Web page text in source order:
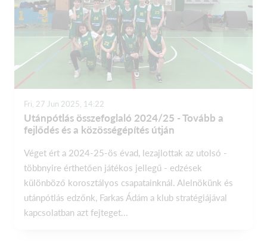
Fri, 27 Jun 2025, 14:22
Utánpótlás összefoglaló 2024/25 - ​Tovább a
fejlődés és a közösségépítés útján
Véget ért a 2024-25-ös évad, lezajlottak az utolsó -
többnyire érthetően játékos jellegű - edzések
különböző korosztályos csapatainknál. Alelnökünk és
utánpótlás edzőnk, Farkas Ádám a klub stratégiájával
kapcsolatban azt fejteget...